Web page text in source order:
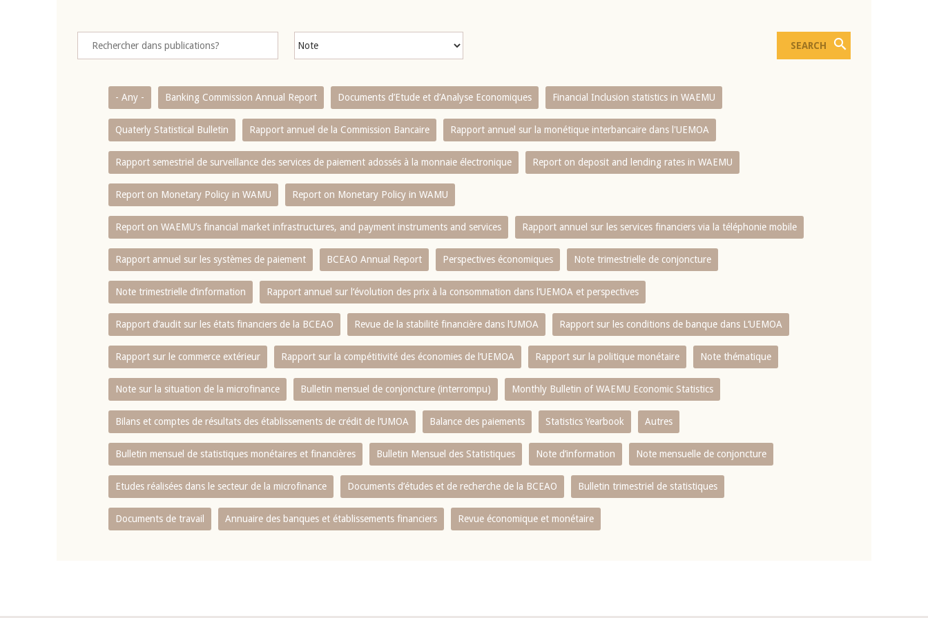
- Any - Banking Commission Annual Report Documents d’Etude et d’Analyse Economiques Financial Inclusion statistics in WAEMU
Quaterly Statistical Bulletin Rapport annuel de la Commission Bancaire Rapport annuel sur la monétique interbancaire dans l'UEMOA
Rapport semestriel de surveillance des services de paiement adossés à la monnaie électronique Report on deposit and lending rates in WAEMU
Report on Monetary Policy in WAMU Report on Monetary Policy in WAMU
Report on WAEMU’s financial market infrastructures, and payment instruments and services Rapport annuel sur les services financiers via la téléphonie mobile
Rapport annuel sur les systèmes de paiement BCEAO Annual Report Perspectives économiques Note trimestrielle de conjoncture
Note trimestrielle d‘information Rapport annuel sur l‘évolution des prix à la consommation dans l‘UEMOA et perspectives
Rapport d‘audit sur les états financiers de la BCEAO Revue de la stabilité financière dans l‘UMOA Rapport sur les conditions de banque dans L‘UEMOA
Rapport sur le commerce extérieur Rapport sur la compétitivité des économies de l‘UEMOA Rapport sur la politique monétaire Note thématique
Note sur la situation de la microfinance Bulletin mensuel de conjoncture (interrompu) Monthly Bulletin of WAEMU Economic Statistics
Bilans et comptes de résultats des établissements de crédit de l‘UMOA Balance des paiements Statistics Yearbook Autres
Bulletin mensuel de statistiques monétaires et financières Bulletin Mensuel des Statistiques Note d’information Note mensuelle de conjoncture
Etudes réalisées dans le secteur de la microfinance Documents d’études et de recherche de la BCEAO Bulletin trimestriel de statistiques
Documents de travail Annuaire des banques et établissements financiers Revue économique et monétaire